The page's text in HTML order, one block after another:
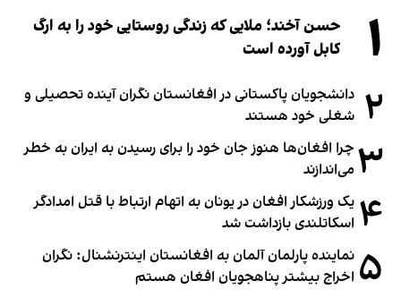
۱
حسن آخند؛ ملایی که زندگی روستایی خود را به ارگ
کابل آورده است
۲ دانشجویان پاکستانی در افغانستان نگران آینده تحصیلی و
شغلی خود هستند
۳ چرا افغان‌ها هنوز جان خود را برای رسیدن به ایران به خطر
می‌اندازند
۴ یک ورزشکار افغان در یونان به اتهام ارتباط با قتل امدادگر
اسکاتلندی بازداشت شد
۵ نماینده پارلمان آلمان به افغانستان اینترنشنال: نگران
اخراج بیشتر پناهجویان افغان هستم